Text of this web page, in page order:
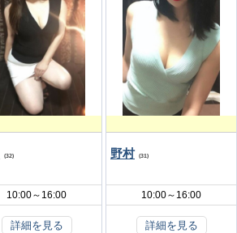
(32)
10:00～16:00
詳細を見る
野村 (31)
10:00～16:00
詳細を見る